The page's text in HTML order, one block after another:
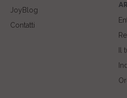
JoyBlog
Contatti